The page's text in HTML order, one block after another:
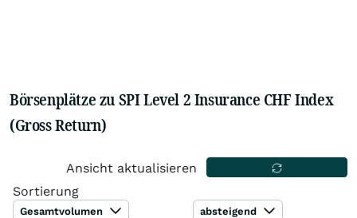
Börsenplätze zu SPI Level 2 Insurance CHF Index
(Gross Return)
Ansicht aktualisieren
Sortierung
Gesamtvolumen absteigend